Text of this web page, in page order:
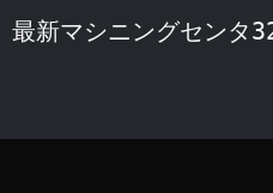
最新マシニングセンタ